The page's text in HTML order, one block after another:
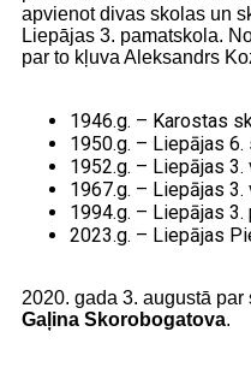
apvienot divas skolas un
Liepājas 3. pamatskola.
par to kļuva Aleksandrs
1946.g. – Karostas
1950.g. – Liepājas
1952.g. – Liepājas
1967.g. – Liepājas
1994.g. – Liepājas 3.
2023.g. – Liepājas
2020. gada 3. augustā
Gaļina Skorobogatova.